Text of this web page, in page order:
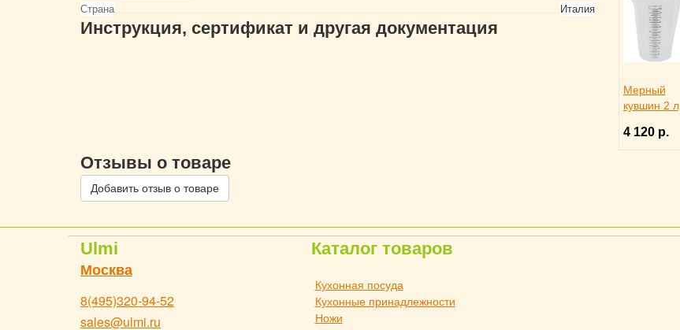
Страна
Италия
Инструкция, сертификат и другая документация
Мерный
кувшин 2 л,
2040241
4 120 р.
Отзывы о товаре
Добавить отзыв о товаре
Ulmi
Москва
8(495)320-94-52
sales@ulmi.ru
Каталог товаров
Кухонная посуда
Кухонные принадлежности
Ножи